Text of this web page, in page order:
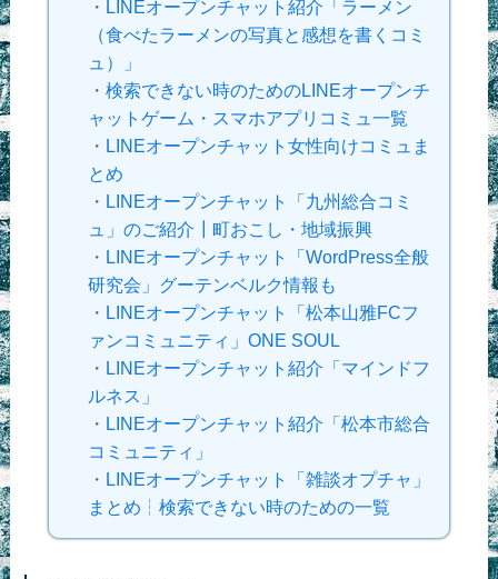
・ LINEオープンチャット紹介「ラーメン
（食べたラーメンの写真と感想を書くコミ
ュ）」
・ 検索できない時のためのLINEオープンチ
ャットゲーム・スマホアプリコミュ一覧
・ LINEオープンチャット女性向けコミュま
とめ
・ LINEオープンチャット「九州総合コミ
ュ」のご紹介┃町おこし・地域振興
・ LINEオープンチャット「WordPress全般
研究会」グーテンベルク情報も
・ LINEオープンチャット「松本山雅FCフ
ァンコミュニティ」ONE SOUL
・ LINEオープンチャット紹介「マインドフ
ルネス」
・ LINEオープンチャット紹介「松本市総合
コミュニティ」
・ LINEオープンチャット「雑談オプチャ」
まとめ┆検索できない時のための一覧